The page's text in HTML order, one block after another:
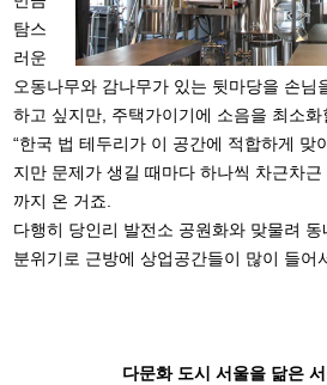
탐스
러운
오동나무와 감나무가 있는 뒷마당을 손님
하고 싶지만, 주택가이기에 소음을 최소화
“한국 법 테두리가 이 공간에 적합하게 맞
지만 문제가 생길 때마다 하나씩 차근차
까지 온 거죠.
다행히 당인리 발전소 공원화와 맞물려
분위기로 근방에 상업공간들이 많이 들어
다문화 도시 서울을 닮은